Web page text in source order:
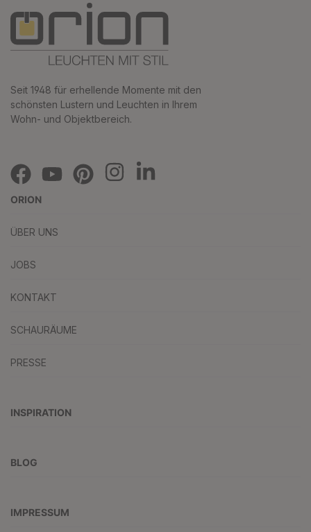
Seit 1948 für erhellende Momente mit den
schönsten Lustern und Leuchten in Ihrem
Wohn- und Objektbereich.
ORION
ÜBER UNS
JOBS
KONTAKT
SCHAURÄUME
PRESSE
INSPIRATION
BLOG
IMPRESSUM